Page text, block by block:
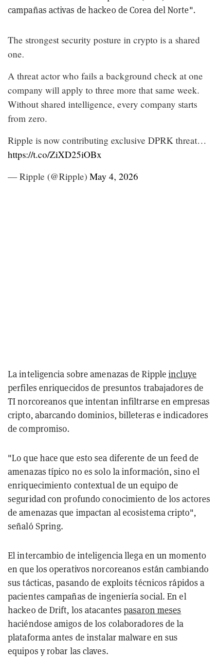
campañas activas de hackeo de Corea del Norte".
The strongest security posture in crypto is a shared
one.
A threat actor who fails a background check at one
company will apply to three more that same week.
Without shared intelligence, every company starts
from zero.
Ripple is now contributing exclusive DPRK threat…
https://t.co/ZiXD25iOBx
— Ripple (@Ripple) May 4, 2026
La inteligencia sobre amenazas de Rippleincluye
perfiles enriquecidos de presuntos trabajadores de
TI norcoreanos que intentan infiltrarse en empresas
cripto, abarcando dominios, billeteras e indicadores
de compromiso.
"Lo que hace que esto sea diferente de un feed de
amenazas típico no es solo la información, sino el
enriquecimiento contextual de un equipo de
seguridad con profundo conocimiento de los actores
de amenazas que impactan al ecosistema cripto",
señaló Spring.
El intercambio de inteligencia llega en un momento
en que los operativos norcoreanos están cambiando
sus tácticas, pasando de exploits técnicos rápidos a
pacientes campañas de ingeniería social. En el
hackeo de Drift, los atacantespasaron meses
haciéndose amigos de los colaboradores de la
plataforma antes de instalar malware en sus
equipos y robar las claves.